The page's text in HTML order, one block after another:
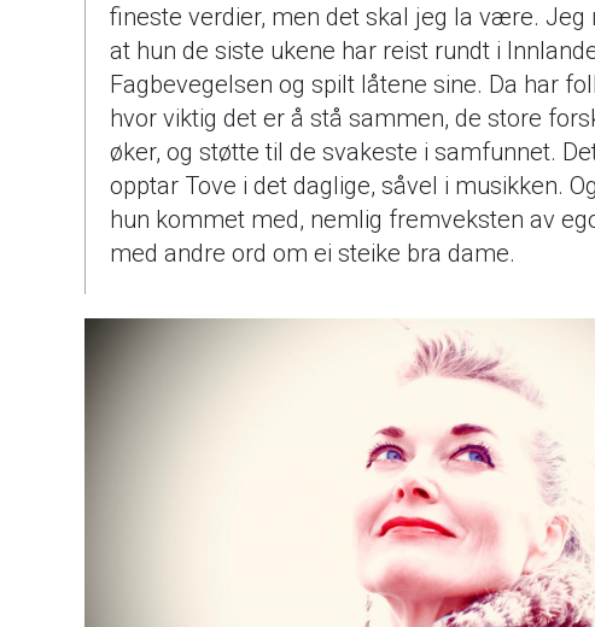
fineste verdier, men det skal jeg la være. Jeg
at hun de siste ukene har reist rundt i
Fagbevegelsen og spilt låtene sine. Da har
hvor viktig det er å stå sammen, de store
øker, og støtte til de svakeste i samfunnet.
opptar Tove i det daglige, såvel i musikken.
hun kommet med, nemlig fremveksten av
med andre ord om ei steike bra dame.